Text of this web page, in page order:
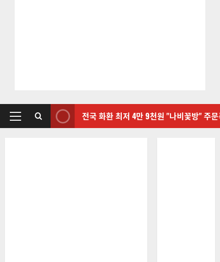
기
전국 화환 최저 4만 9천원 "나비꽃방" 주